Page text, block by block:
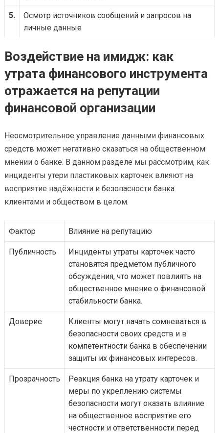
5.
Осмотр источников сообщений и запросов на
личные данные
Воздействие на имидж: как
утрата финансового инструмента
отражается на репутации
финансовой организации
Неосмотрительное управление данными финансовых
средств может негативно сказаться на общественном
мнении о банке. В данном разделе мы рассмотрим, как
инциденты утери пластиковых карточек влияют на
восприятие надёжности и безопасности банка
клиентами и обществом в целом.
Фактор Влияние на репутацию
Публичность
Инциденты утраты карточек часто
становятся предметом публичного
обсуждения, что может повлиять на
общественное мнение о финансовой
стабильности банка.
Доверие
Клиенты могут начать сомневаться в
безопасности своих средств и в
компетентности банка в обеспечении
защиты их финансовых интересов.
Прозрачность
Реакция банка на утрату карточек и
меры по укреплению системы
безопасности могут оказать влияние
на общественное восприятие его
честности и ответственности перед